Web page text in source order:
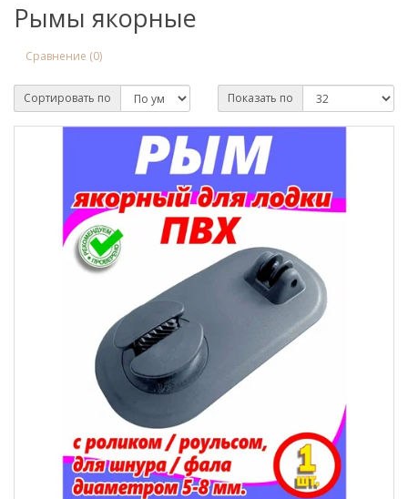
Рымы якорные
Сравнение (0)
Сортировать по Показать по